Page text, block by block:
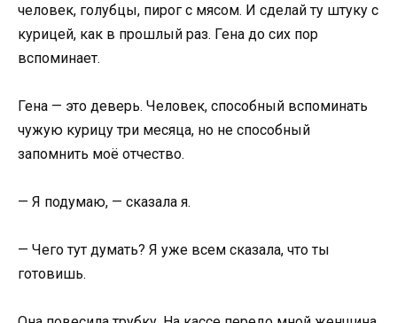
человек, голубцы, пирог с мясом. И сделай ту штуку с
курицей, как в прошлый раз. Гена до сих пор
вспоминает.
Гена — это деверь. Человек, способный вспоминать
чужую курицу три месяца, но не способный
запомнить моё отчество.
— Я подумаю, — сказала я.
— Чего тут думать? Я уже всем сказала, что ты
готовишь.